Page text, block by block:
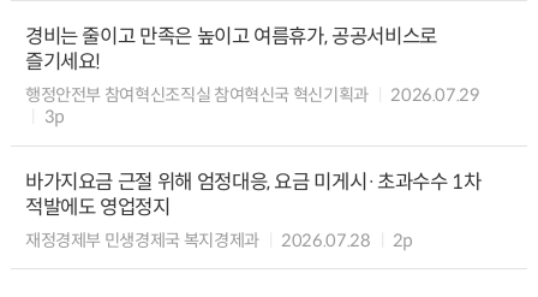
경비는 줄이고 만족은 높이고 여름휴가, 공공서비스로
즐기세요!
행정안전부 참여혁신조직실 참여혁신국 혁신기획과
2026.07.29
3p
바가지요금 근절 위해 엄정대응, 요금 미게시·초과수수 1차
적발에도 영업정지
재정경제부 민생경제국 복지경제과 2026.07.28 2p